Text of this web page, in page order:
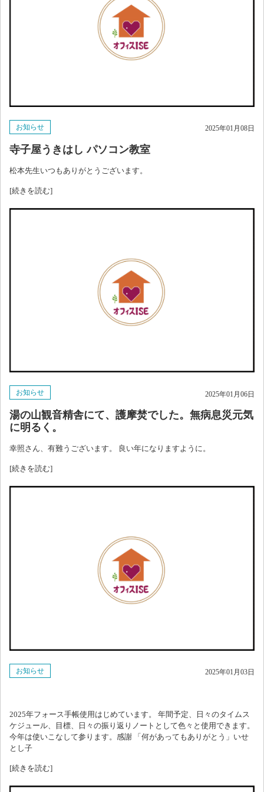
お知らせ 2025年01月08日
寺子屋うきはし パソコン教室
松本先生いつもありがとうございます。
[続きを読む]
お知らせ 2025年01月06日
湯の山観音精舎にて、護摩焚でした。無病息災元気
に明るく。
幸照さん、有難うございます。 良い年になりますように。
[続きを読む]
お知らせ 2025年01月03日
2025年フォース手帳使用はじめています。 年間予定、日々のタイムス
ケジュール、目標、日々の振り返りノートとして色々と使用できます。
今年は使いこなして参ります。感謝 「何があってもありがとう」いせ
とし子
[続きを読む]